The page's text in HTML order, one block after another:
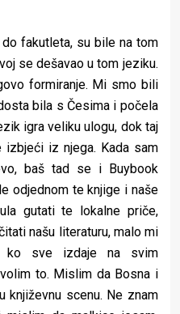
fakutleta, su bile na tom
se dešavao u tom jeziku.
formiranje. Mi smo bili
bila s Česima i počela
igra veliku ulogu, dok taj
izbjeći iz njega. Kada sam
baš tad se i Buybook
odjednom te knjige i naše
gutati te lokalne priče,
našu literaturu, malo mi
ko sve izdaje na svim
to. Mislim da Bosna i
književnu scenu. Ne znam